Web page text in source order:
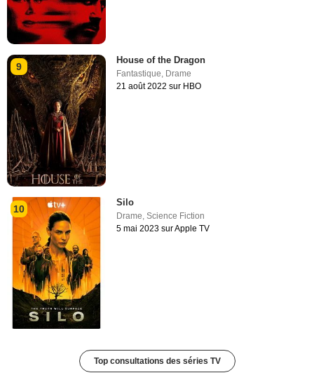
9
House of the Dragon
Fantastique, Drame
21 août 2022 sur HBO
10
Silo
Drame,Science Fiction
5 mai 2023 sur Apple TV
Top consultations des séries TV